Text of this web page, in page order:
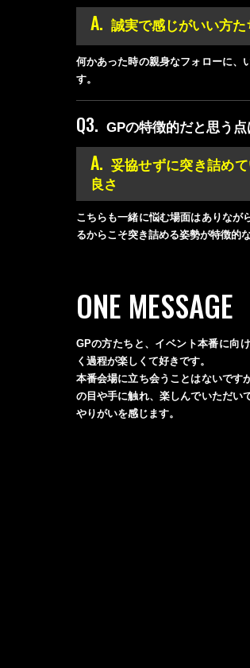
A. 誠実で感じがいい方た
何かあった時の親身なフォローに、
す。
Q3. GPの特徴的だと思う点
A. 妥協せずに突き詰め
良さ
こちらも一緒に悩む場面はありなが
るからこそ突き詰める姿勢が特徴的
ONE MESSAGE
GPの方たちと、イベント本番に向
く過程が楽しくて好きです。
本番会場に立ち会うことはないです
の目や手に触れ、楽しんでいただい
やりがいを感じます。